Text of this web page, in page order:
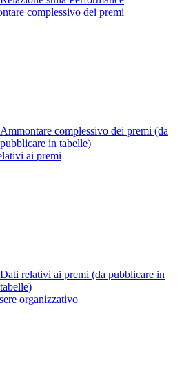
complessivo dei premi
Ammontare complessivo dei premi (da
pubblicare in tabelle)
ai premi
Dati relativi ai premi (da pubblicare in
tabelle)
organizzativo